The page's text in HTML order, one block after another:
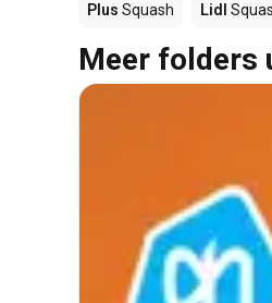
Plus Squash Lidl
Meer folders